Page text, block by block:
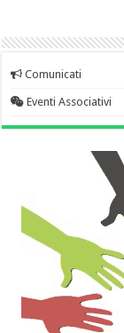
Comunicati
Eventi Associativi